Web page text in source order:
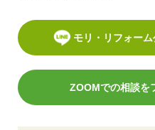
モリ・リフォー
ZOOMでの相談を